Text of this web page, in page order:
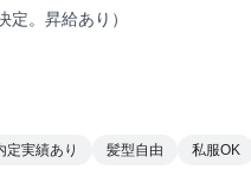
。昇給あり）
定実績あり 髪型自由 私服OK